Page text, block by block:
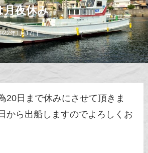
月夜休み
年1月17日
20日まで休みにさせて頂きま
から出船しますのでよろしくお